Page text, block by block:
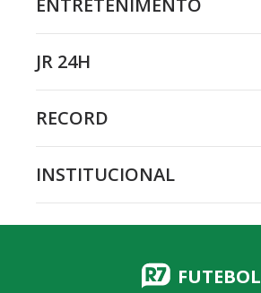
ENTRETENIMENTO
JR 24H
RECORD
INSTITUCIONAL
FUTEBOL